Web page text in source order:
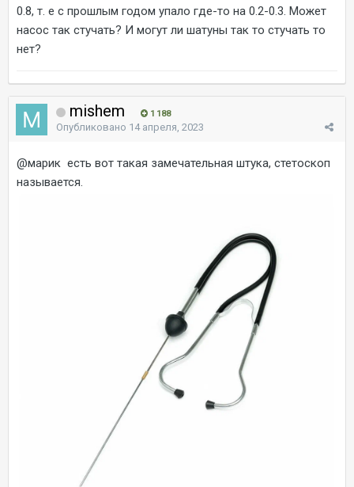
0.8, т. е с прошлым годом упало где-то на 0.2-0.3. Может
насос так стучать? И могут ли шатуны так то стучать то
нет?
mishem 1 188
Опубликовано 14 апреля, 2023
@марик есть вот такая замечательная штука, стетоскоп
называется.